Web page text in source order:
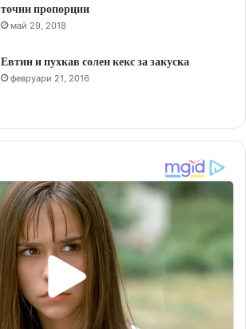
точни пропорции
май 29, 2018
Евтин и пухкав солен кекс за закуска
февруари 21, 2016